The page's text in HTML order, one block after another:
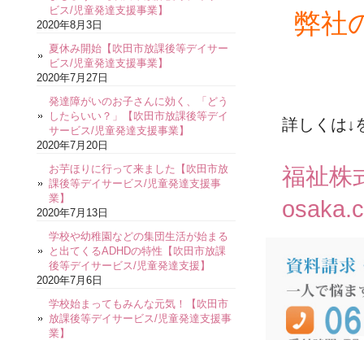
弊社
詳しくは↓
福祉株
ビス/児童発達支援事業】
2020年8月3日
夏休み開始【吹田市放課後等デイサー
ビス/児童発達支援事業】
2020年7月27日
発達障がいのお子さんに効く、「どう
したらいい？」【吹田市放課後等デイ
サービス/児童発達支援事業】
2020年7月20日
お芋ほりに行って来ました【吹田市放
課後等デイサービス/児童発達支援事
業】
2020年7月13日
学校や幼稚園などの集団生活が始まる
と出てくるADHDの特性【吹田市放課
後等デイサービス/児童発達支援】
2020年7月6日
学校始まってもみんな元気！【吹田市
放課後等デイサービス/児童発達支援事
業】